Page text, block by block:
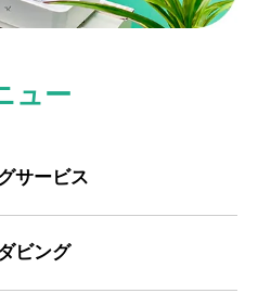
ュー
サービス
ビング